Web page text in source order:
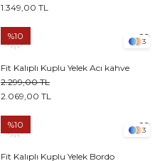
1.349,00 TL
3
Fit Kalıplı Kuplu Yelek Acı kahve
2.069,00 TL
2.299,00 TL
%10
3
Fit Kalıplı Kuplu Yelek Bordo
%10